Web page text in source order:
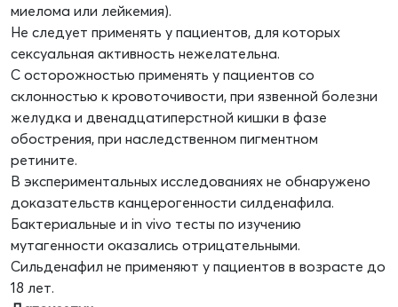
миелома или лейкемия).
Не следует применять у пациентов, для которых
сексуальная активность нежелательна.
С осторожностью применять у пациентов со
склонностью к кровоточивости, при язвенной болезни
желудка и двенадцатиперстной кишки в фазе
обострения, при наследственном пигментном
ретините.
В экспериментальных исследованиях не обнаружено
доказательств канцерогенности силденафила.
Бактериальные и in vivo тесты по изучению
мутагенности оказались отрицательными.
Сильденафил не применяют у пациентов в возрасте до
18 лет.